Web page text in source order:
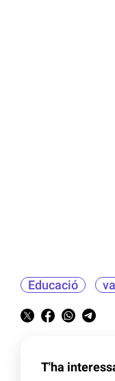
Educació
T'ha